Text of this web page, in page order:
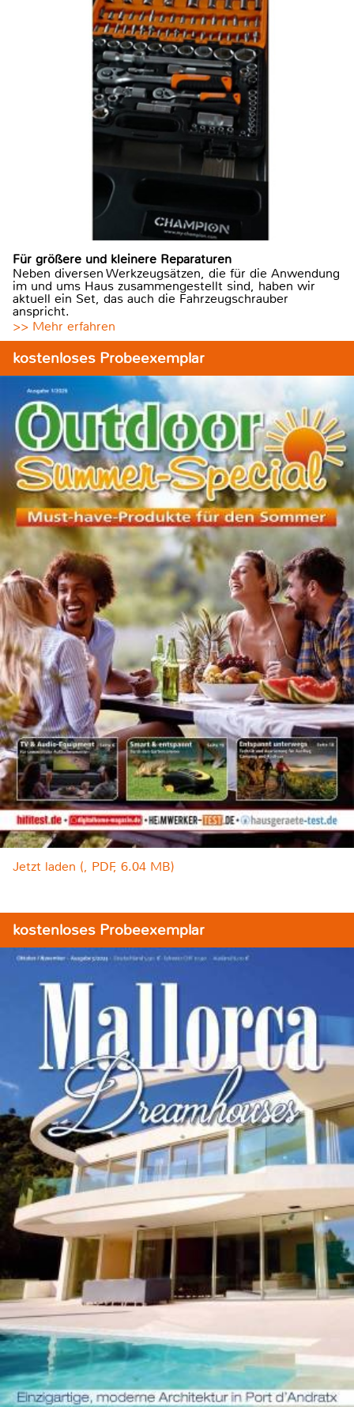
Für größere und kleinere Reparaturen
Neben diversen Werkzeugsätzen, die für die Anwendung
im und ums Haus zusammengestellt sind, haben wir
aktuell ein Set, das auch die Fahrzeugschrauber
anspricht.
>> Mehr erfahren
kostenloses Probeexemplar
Jetzt laden (, PDF, 6.04 MB)
kostenloses Probeexemplar